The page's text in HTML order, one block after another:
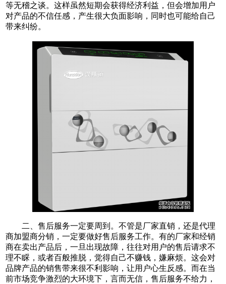
等无稽之谈。这样虽然短期会获得经济利益，但会增加用户
对产品的不信任感，产生很大负面影响，同时也可能给自己
带来纠纷。
二、售后服务一定要周到。不管是厂家直销，还是代理
商加盟商分销，一定要做好售后服务工作。有的厂家和经销
商在卖出产品后，一旦出现故障，往往对用户的售后请求不
理不睬，或者百般推脱，觉得自己不赚钱，嫌麻烦。这会对
品牌产品的销售带来很不利影响，让用户心生反感。而在当
前市场竞争激烈的大环境下，言而无信，售后服务不给力，